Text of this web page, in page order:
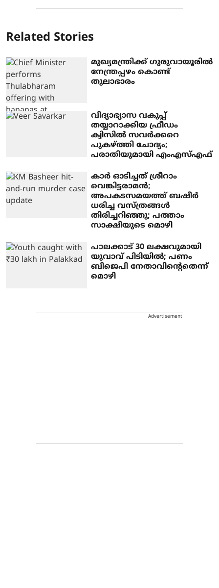
Related Stories
മുഖ്യമന്ത്രിക്ക് ഗുരുവായൂരില്‍
നേന്ത്രപ്പഴം കൊണ്ട്
തുലാഭാരം
വിദ്യാഭ്യാസ വകുപ്പ്
തയ്യാറാക്കിയ ഫ്രീഡം
ക്വിസില്‍ സവര്‍ക്കറെ
പുകഴ്ത്തി ചോദ്യം;
പരാതിയുമായി എംഎസ്എഫ്
കാര്‍ ഓടിച്ചത് ശ്രീറാം
വെങ്കിട്ടരാമന്‍;
അപകടസമയത്ത് ബഷീര്‍
ധരിച്ച വസ്ത്രങ്ങള്‍
തിരിച്ചറിഞ്ഞു; പത്താം
സാക്ഷിയുടെ മൊഴി
പാലക്കാട് 30 ലക്ഷവുമായി
യുവാവ് പിടിയില്‍; പണം
ബിജെപി നേതാവിന്റെതെന്ന്
മൊഴി
Advertisement